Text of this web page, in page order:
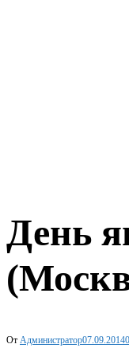
День
От Администратор07.09.2014